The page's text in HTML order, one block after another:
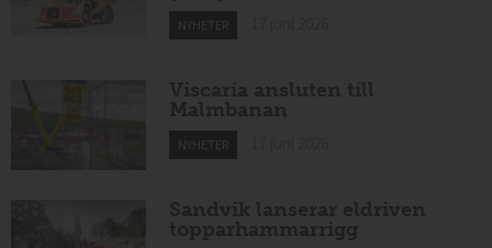
NYHETER
Viscaria ansluten till
Malmbanan
NYHETER
Sandvik lanserar eldriven
topparhammarrigg